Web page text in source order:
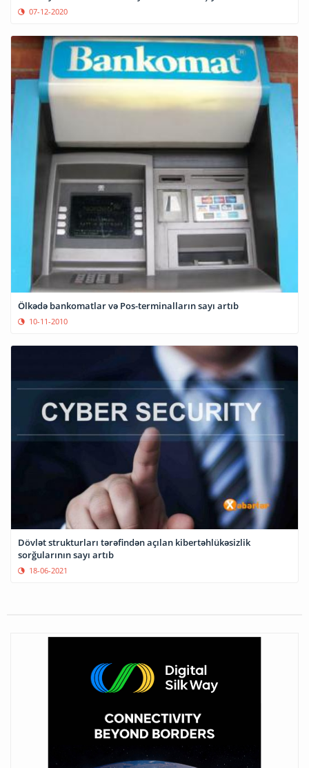
07-12-2020
Ölkədə bankomatlar və Pos-terminalların sayı artıb
10-11-2010
Dövlət strukturları tərəfindən açılan kibertəhlükəsizlik
sorğularının sayı artıb
18-06-2021